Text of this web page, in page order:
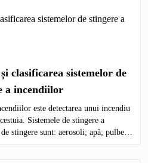
clasificarea sistemelor de
a incendiilor
este detectarea unui incendiu
Sistemele de stingere a
stingere sunt: aerosoli; apă; pulbere;